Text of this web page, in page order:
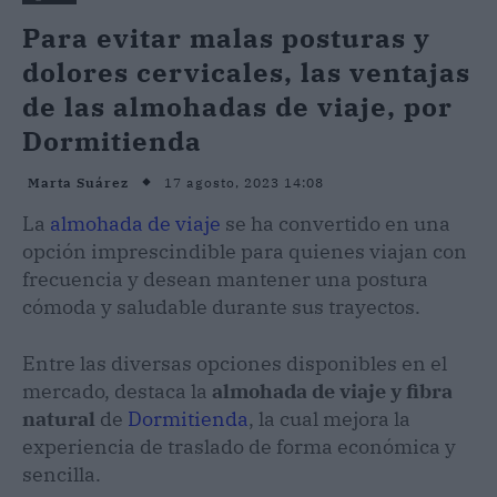
Para evitar malas posturas y
dolores cervicales, las ventajas
de las almohadas de viaje, por
Dormitienda
Marta Suárez 17 agosto, 2023 14:08
La almohada de viaje se ha convertido en una
opción imprescindible para quienes viajan con
frecuencia y desean mantener una postura
cómoda y saludable durante sus trayectos.
Entre las diversas opciones disponibles en el
mercado, destaca la almohada de viaje y fibra
natural de Dormitienda, la cual mejora la
experiencia de traslado de forma económica y
sencilla.